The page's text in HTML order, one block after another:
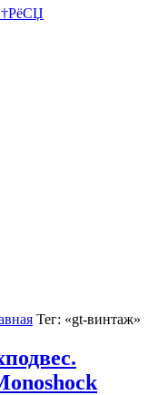
Тег: «gt-винтаж»